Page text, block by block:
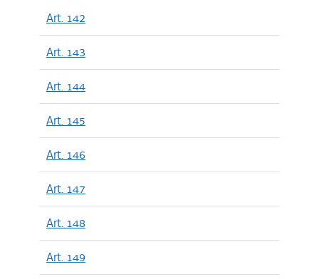
Art. 142
Art. 143
Art. 144
Art. 145
Art. 146
Art. 147
Art. 148
Art. 149